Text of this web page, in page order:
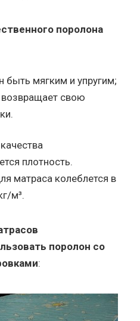
поролона
быть мягким и упругим;
свою
плотность.
матраса колеблется в
м³.
поролон со
: